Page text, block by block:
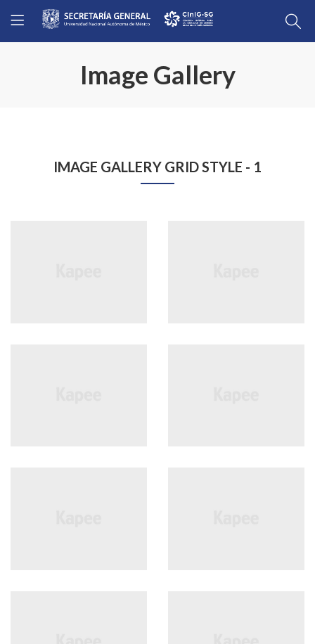
Image Gallery
IMAGE GALLERY GRID STYLE - 1